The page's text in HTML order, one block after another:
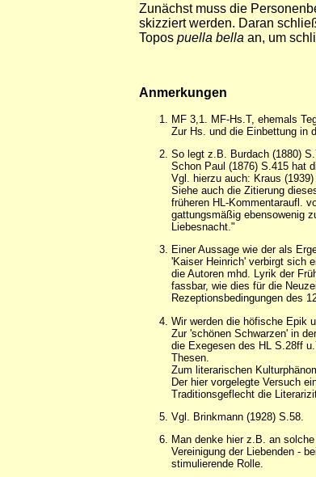
Zunächst muss die
skizziert werden. Daran
Topos puella bella an, um
Anmerkungen
MF 3,1. MF-Hs.T, ehemals
Zur Hs. und die Einbettung in
So legt z.B. Burdach (1880)
Schon Paul (1876) S.415 hat
Vgl. hierzu auch: Kraus
Siehe auch die Zitierung
früheren HL-Kommentaraufl.
gattungsmäßig ebensowenig
Liebesnacht."
Einer Aussage wie der als
'Kaiser Heinrich' verbirgt sich
die Autoren mhd. Lyrik der
fassbar, wie dies für die
Rezeptionsbedingungen des
Wir werden die höfische Epik
Zur 'schönen Schwarzen' in
die Exegesen des HL S.28ff
Thesen.
Zum literarischen
Der hier vorgelegte Versuch
Traditionsgeflecht die
Vgl. Brinkmann (1928) S.58.
Man denke hier z.B. an
Vereinigung der Liebenden -
stimulierende Rolle.